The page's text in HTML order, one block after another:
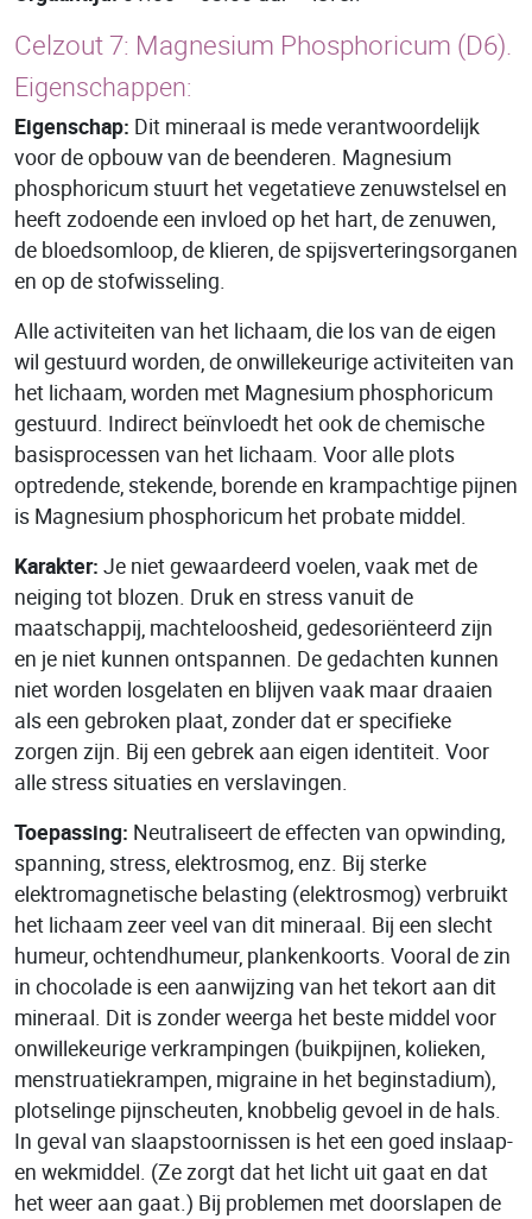
Celzout 7: Magnesium Phosphoricum (D6).
Eigenschappen:
Eigenschap: Dit mineraal is mede verantwoordelijk
voor de opbouw van de beenderen. Magnesium
phosphoricum stuurt het vegetatieve zenuwstelsel en
heeft zodoende een invloed op het hart, de zenuwen,
de bloedsomloop, de klieren, de spijsverteringsorganen
en op de stofwisseling.
Alle activiteiten van het lichaam, die los van de eigen
wil gestuurd worden, de onwillekeurige activiteiten van
het lichaam, worden met Magnesium phosphoricum
gestuurd. Indirect beïnvloedt het ook de chemische
basisprocessen van het lichaam. Voor alle plots
optredende, stekende, borende en krampachtige pijnen
is Magnesium phosphoricum het probate middel.
Karakter: Je niet gewaardeerd voelen, vaak met de
neiging tot blozen. Druk en stress vanuit de
maatschappij, machteloosheid, gedesoriënteerd zijn
en je niet kunnen ontspannen. De gedachten kunnen
niet worden losgelaten en blijven vaak maar draaien
als een gebroken plaat, zonder dat er specifieke
zorgen zijn. Bij een gebrek aan eigen identiteit. Voor
alle stress situaties en verslavingen.
Toepassing: Neutraliseert de effecten van opwinding,
spanning, stress, elektrosmog, enz. Bij sterke
elektromagnetische belasting (elektrosmog) verbruikt
het lichaam zeer veel van dit mineraal. Bij een slecht
humeur, ochtendhumeur, plankenkoorts. Vooral de zin
in chocolade is een aanwijzing van het tekort aan dit
mineraal. Dit is zonder weerga het beste middel voor
onwillekeurige verkrampingen (buikpijnen, kolieken,
menstruatiekrampen, migraine in het beginstadium),
plotselinge pijnscheuten, knobbelig gevoel in de hals.
In geval van slaapstoornissen is het een goed inslaap-
en wekmiddel. (Ze zorgt dat het licht uit gaat en dat
het weer aan gaat.) Bij problemen met doorslapen de